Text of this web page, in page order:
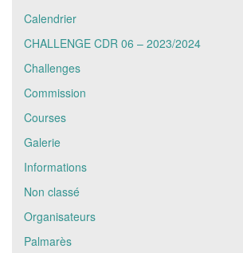
Calendrier
CHALLENGE CDR 06 – 2023/2024
Challenges
Commission
Courses
Galerie
Informations
Non classé
Organisateurs
Palmarès